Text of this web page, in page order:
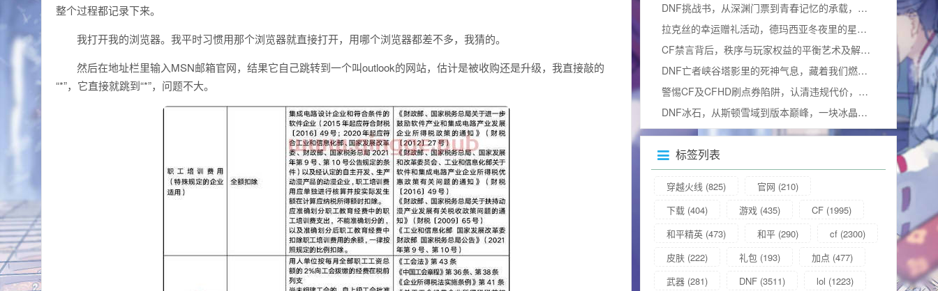
整个过程都记录下来。
我打开我的浏览器。我平时习惯用那个浏览器就直接打开，用哪个浏览器都差不多，我猜的。
然后在地址栏里输入MSN邮箱官网，结果它自己跳转到一个叫outlook的网站，估计是被收购还是升级，我直接敲的
“*”，它直接就跳到“*”，问题不大。
DNF挑战书，从深渊门票到青春记忆的承载，它到底有什么用？
拉克丝的幸运赠礼活动，德玛西亚冬夜里的星光暖意
CF禁言背后，秩序与玩家权益的平衡艺术及解除指南
DNF亡者峡谷塔影里的死神气息，藏着我们燃烧的青春，它到底有什么用？
警惕CF及CFHD刷点券陷阱，认清违规代价，树立正确游戏观
DNF冰石，从斯顿雪域到版本巅峰，一块冰晶背后的阿拉德史诗与冰石碎片
标签列表
穿越火线 (825) 官网 (210)
下载 (404) 游戏 (435) CF (1995)
和平精英 (473) 和平 (290) cf (2300)
皮肤 (222) 礼包 (193) 加点 (477)
武器 (281) DNF (3511) lol (1223)